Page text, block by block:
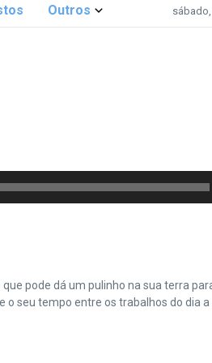
Outros
pode dá um pulinho na sua terra
seu tempo entre os trabalhos do dia a